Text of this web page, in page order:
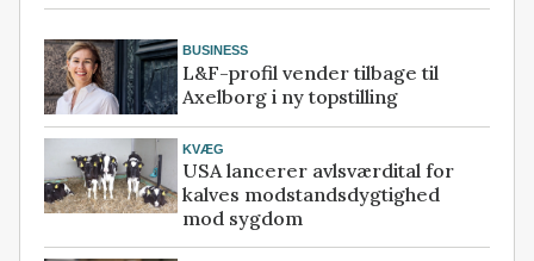
BUSINESS
L&F-profil vender tilbage til
Axelborg i ny topstilling
KVÆG
USA lancerer avlsværdital for
kalves modstandsdygtighed
mod sygdom